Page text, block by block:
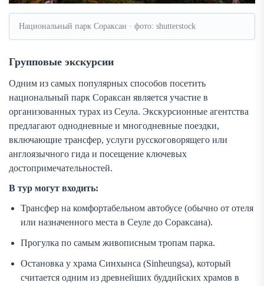
Национальный парк Сораксан · фото: shutterstock
Групповые экскурсии
Одним из самых популярных способов посетить
национальный парк Сораксан является участие в
организованных турах из Сеула. Экскурсионные агентства
предлагают однодневные и многодневные поездки,
включающие трансфер, услуги русскоговорящего или
англоязычного гида и посещение ключевых
достопримечательностей.
В тур могут входить:
Трансфер на комфортабельном автобусе (обычно от отеля
или назначенного места в Сеуле до Сораксана).
Прогулка по самым живописным тропам парка.
Остановка у храма Синхынса (Sinheungsa), который
считается одним из древнейших буддийских храмов в